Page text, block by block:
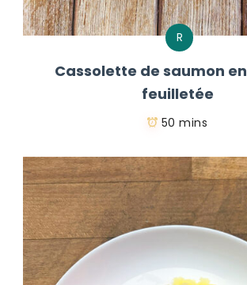
R
Cassolette de saumon
feuilletée
50 mins